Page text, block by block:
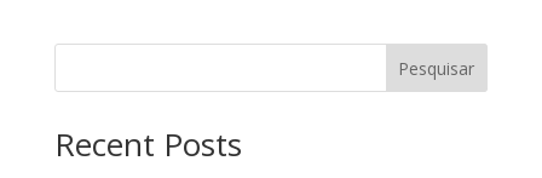
Pesquisar
Recent Posts